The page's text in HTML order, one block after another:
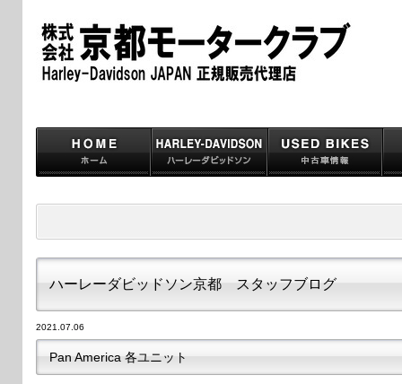
ハーレーダビッドソン京都 スタッフブログ
2021.07.06
Pan America 各ユニット